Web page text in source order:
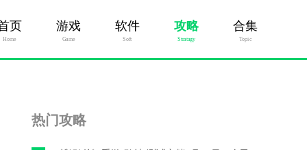
页
Home
游戏
Game
软件
Soft
攻略
Stratagy
合集
Topic
热门攻略